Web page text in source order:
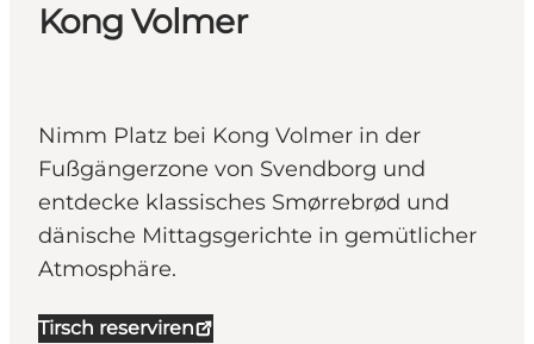
Kong Volmer
Nimm Platz bei Kong Volmer in der
Fußgängerzone von Svendborg und
entdecke klassisches Smørrebrød und
dänische Mittagsgerichte in gemütlicher
Atmosphäre.
Tirsch reserviren